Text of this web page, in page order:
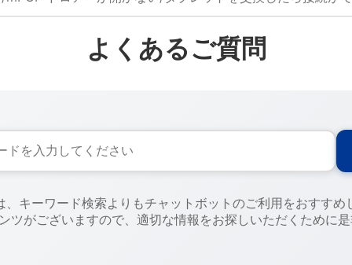
よくあるご質問
、キーワード検索よりもチャットボットのご利用をおすすめ
ツがございますので、適切な情報をお探しいただくために